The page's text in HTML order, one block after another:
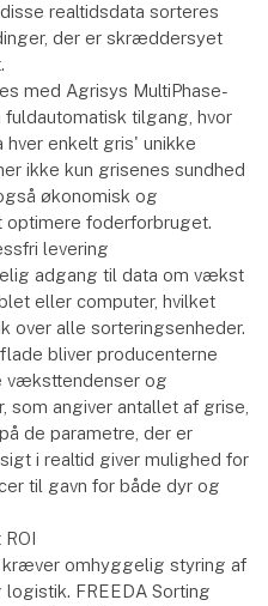
realtidsdata sorteres
der er skræddersyet
med Agrisys MultiPhase-
tilgang, hvor
enkelt gris' unikke
ikke kun grisenes sundhed
økonomisk og
foderforbruget.
levering
adgang til data om vækst
eller computer, hvilket
over alle sorteringsenheder.
bliver producenterne
væksttendenser og
angiver antallet af grise,
de parametre, der er
i realtid giver mulighed for
til gavn for både dyr og
omhyggelig styring af
FREEDA Sorting